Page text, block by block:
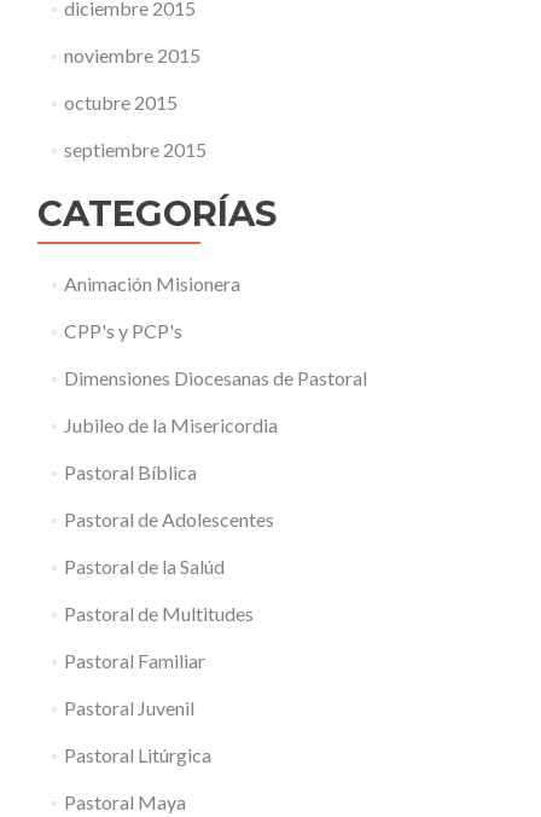
diciembre 2015
noviembre 2015
octubre 2015
septiembre 2015
CATEGORÍAS
Animación Misionera
CPP's y PCP's
Dimensiones Diocesanas de Pastoral
Jubileo de la Misericordia
Pastoral Bíblica
Pastoral de Adolescentes
Pastoral de la Salúd
Pastoral de Multitudes
Pastoral Familiar
Pastoral Juvenil
Pastoral Litúrgica
Pastoral Maya